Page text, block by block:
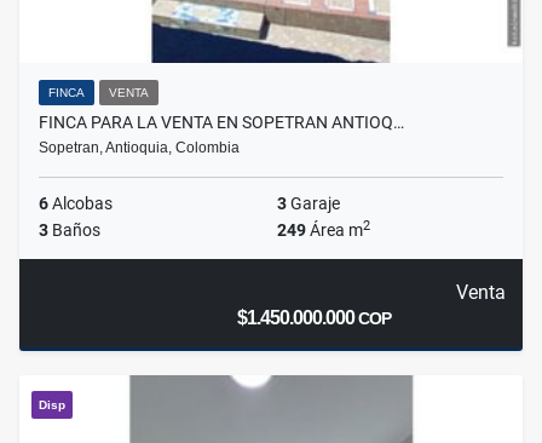
FINCA VENTA
FINCA PARA LA VENTA EN SOPETRAN ANTIOQ…
Sopetran, Antioquia, Colombia
6Alcobas 3Garaje
3 Baños 249Área m2
Venta
$1.450.000.000COP
Disp